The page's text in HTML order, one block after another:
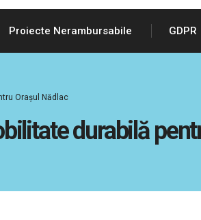
Proiecte Nerambursabile GDPR
Orașul Nădlac
durabilă